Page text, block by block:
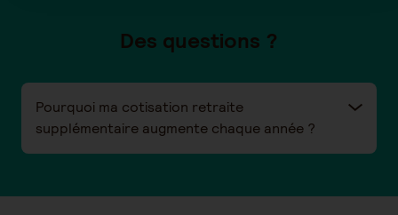
Des questions ?
Pourquoi ma cotisation retraite
supplémentaire augmente chaque année ?